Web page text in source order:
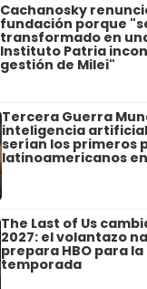
Cachanosky
fundación porque
transformado en
Instituto Patria
gestión de Milei"
Tercera Guerra
inteligencia
serían los primeros
latinoamericanos
The Last of Us
2027: el volantazo
prepara HBO para
temporada